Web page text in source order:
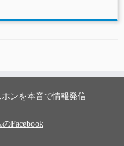
ンを本音で情報発信
Facebook